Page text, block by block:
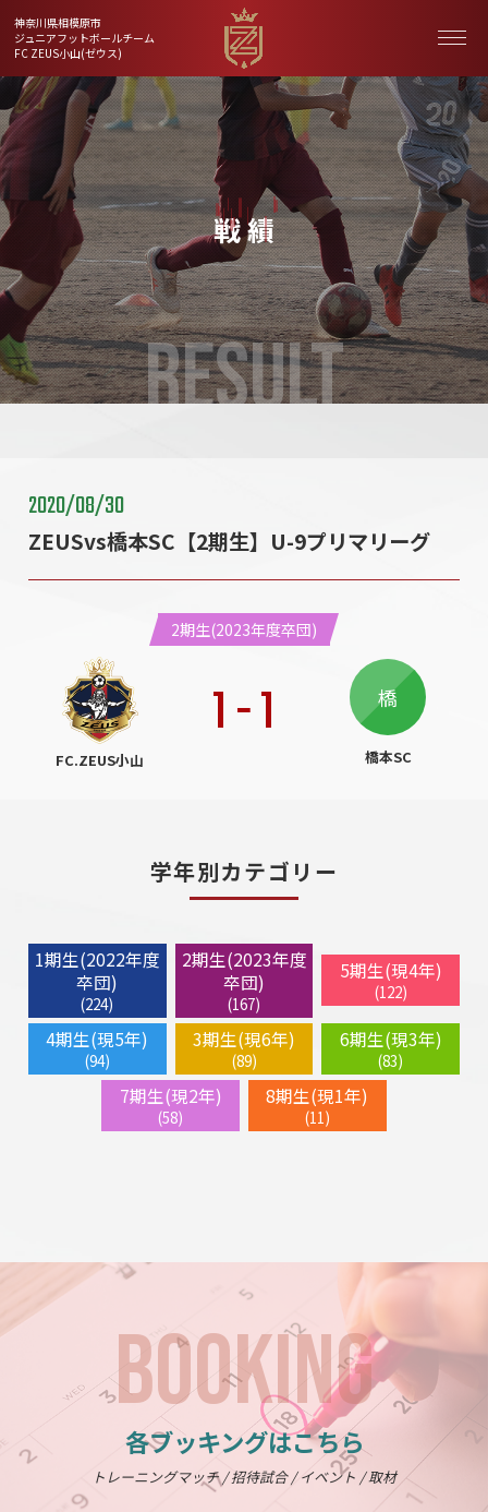
神奈川県相模原市
ジュニアフットボールチーム
FC ZEUS小山(ゼウス)
戦 績
RESULT
2020/08/30
ZEUSvs橋本SC【2期生】U-9プリマリーグ
2期生(2023年度卒団)
FC.ZEUS小山
1-1 橋
橋本SC
学年別カテゴリー
1期生(2022年度
卒団)
(224)
2期生(2023年度
卒団)
(167)
5期生(現4年)
(122)
4期生(現5年)
(94)
3期生(現6年)
(89)
6期生(現3年)
(83)
7期生(現2年)
(58)
8期生(現1年)
(11)
BOOKING
各ブッキングはこちら
トレーニングマッチ / 招待試合 / イベント / 取材